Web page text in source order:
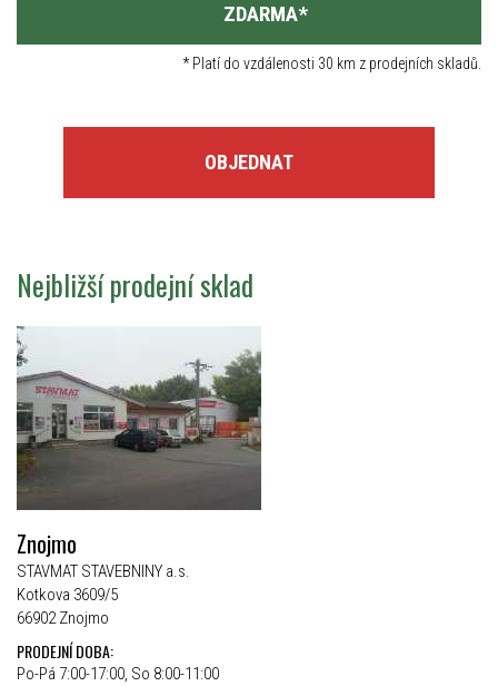
ZDARMA*
*Platí do vzdálenosti 30 km z prodejních skladů.
OBJEDNAT
Nejbližší prodejní sklad
Znojmo
STAVMAT STAVEBNINY a.s.
Kotkova 3609/5
66902 Znojmo
PRODEJNÍ DOBA:
Po-Pá 7:00-17:00, So 8:00-11:00